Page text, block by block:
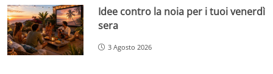
Idee contro la noia per i tuoi venerdì
sera
3 Agosto 2026